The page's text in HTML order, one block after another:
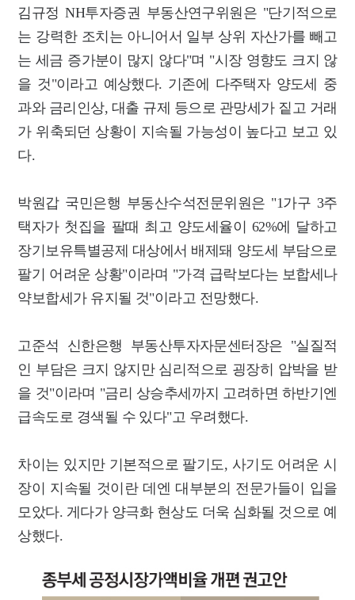
김규정 NH투자증권 부동산연구위원은 "단기적으로
는 강력한 조치는 아니어서 일부 상위 자산가를 빼고
는 세금 증가분이 많지 않다"며 "시장 영향도 크지 않
을 것"이라고 예상했다. 기존에 다주택자 양도세 중
과와 금리인상, 대출 규제 등으로 관망세가 짙고 거래
가 위축되던 상황이 지속될 가능성이 높다고 보고 있
다.
박원갑 국민은행 부동산수석전문위원은 "1가구 3주
택자가 첫집을 팔때 최고 양도세율이 62%에 달하고
장기보유특별공제 대상에서 배제돼 양도세 부담으로
팔기 어려운 상황"이라며 "가격 급락보다는 보합세나
약보합세가 유지될 것"이라고 전망했다.
고준석 신한은행 부동산투자자문센터장은 "실질적
인 부담은 크지 않지만 심리적으로 굉장히 압박을 받
을 것"이라며 "금리 상승추세까지 고려하면 하반기엔
급속도로 경색될 수 있다"고 우려했다.
차이는 있지만 기본적으로 팔기도, 사기도 어려운 시
장이 지속될 것이란 데엔 대부분의 전문가들이 입을
모았다. 게다가 양극화 현상도 더욱 심화될 것으로 예
상했다.